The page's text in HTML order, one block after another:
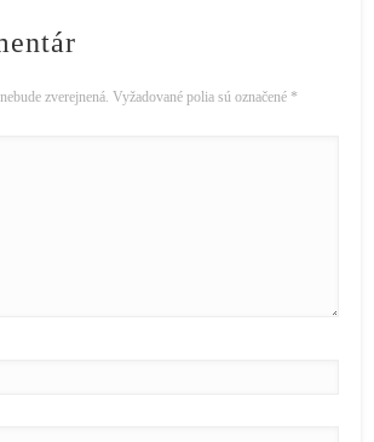
zverejnená. Vyžadované polia sú označené *